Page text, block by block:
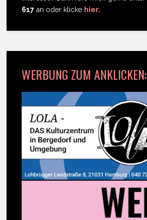
617 an oder klicke hier.
WERBUNG ZUM ANKLICKEN: